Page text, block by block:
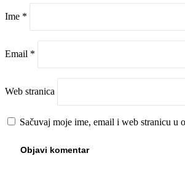
Ime *
Email *
Web stranica
Sačuvaj moje ime, email i web stranicu u